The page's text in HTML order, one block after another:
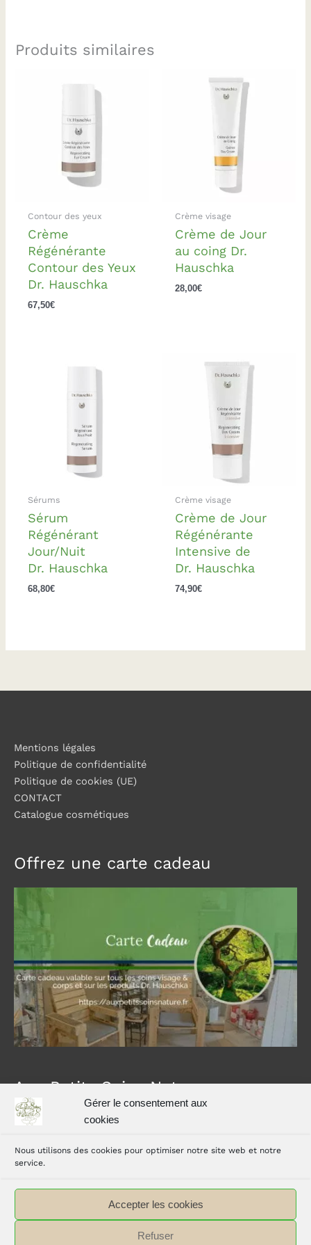
Gérer le consentement aux
cookies
Nous utilisons des cookies pour optimiser notre site web et notre
service.
Accepter les cookies
Refuser
Produits similaires
Contour des yeux
Crème
Régénérante
Contour des Yeux
Dr. Hauschka
67,50€
Crème visage
Crème de Jour
au coing Dr.
Hauschka
28,00€
Sérums
Sérum
Régénérant
Jour/Nuit
Dr. Hauschka
68,80€
Crème visage
Crème de Jour
Régénérante
Intensive de
Dr. Hauschka
74,90€
Mentions légales
Politique de confidentialité
Politique de cookies (UE)
CONTACT
Catalogue cosmétiques
Offrez une carte cadeau
Aux Petits Soins Nature
Carole vous accueille dans son espace bien-être avec
km de L’Isle Jourdain